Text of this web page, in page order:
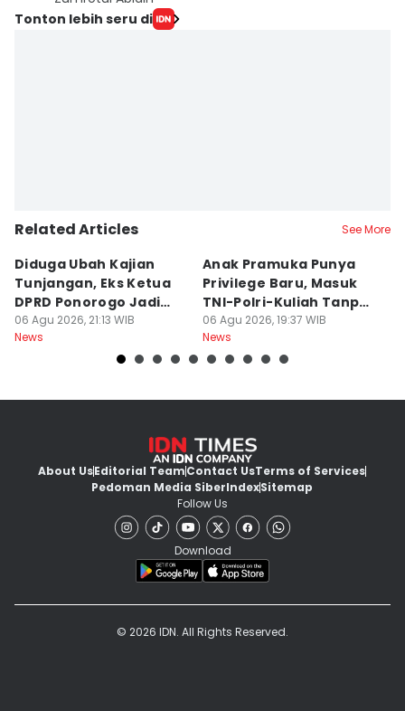
Tonton lebih seru di
Related Articles See More
Diduga Ubah Kajian
Tunjangan, Eks Ketua
DPRD Ponorogo Jadi
Tersangka
06 Agu 2026, 21:13 WIB
News
Anak Pramuka Punya
Privilege Baru, Masuk
TNI-Polri-Kuliah Tanpa
Tes
06 Agu 2026, 19:37 WIB
News
About UsEditorial TeamContact UsTerms of Services
Pedoman Media SiberIndexSitemap
Follow Us
Download
© 2026 IDN. All Rights Reserved.